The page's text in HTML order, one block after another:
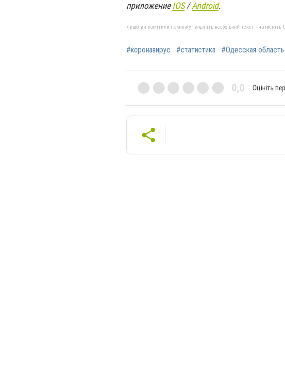
приложениеIOS/Android.
Якщо ви помітили помилку, виділіть необхідний текст і
#коронавирус #статистика #Одесская область
0,0 Оцініть